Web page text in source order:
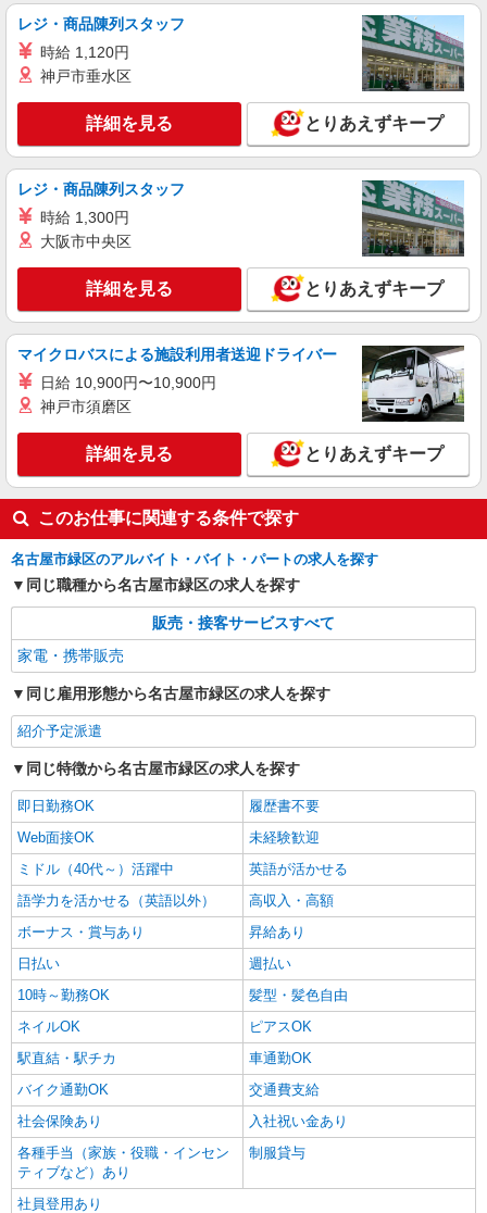
+゜
紹介予定派遣
株式会社シエロ
【Y!mobile】人気機種に詳しくなれる携帯販
売
時給1500円〜 ※残業代支給 ★交通費別途支給
（規定あり） ゜+゜・。○。・゜+゜・。○。・゜
+゜ 入社祝い金10万円支給(規定有) お友達を紹介
頂くと, インセンティブ支給(規定有) ★月2回払
い・週払い可能（規程有）★ ゜・。○。・゜
愛知県名古屋市緑区のY！mobileショップ
キープ 詳細を見る
レジ・商品陳列スタッフ
時給 1,120円
神戸市垂水区
詳細を見る とりあえずキープ
レジ・商品陳列スタッフ
時給 1,300円
大阪市中央区
詳細を見る とりあえずキープ
マイクロバスによる施設利用者送迎ドライバー
日給 10,900円〜10,900円
神戸市須磨区
詳細を見る とりあえずキープ
このお仕事に関連する条件で探す
名古屋市緑区のアルバイト・バイト・パートの求人を探す
同じ職種から名古屋市緑区の求人を探す
販売・接客サービスすべて
家電・携帯販売
同じ雇用形態から名古屋市緑区の求人を探す
紹介予定派遣
同じ特徴から名古屋市緑区の求人を探す
即日勤務OK
履歴書不要
Web面接OK
未経験歓迎
ミドル（40代～）活躍中
英語が活かせる
語学力を活かせる（英語以外）
高収入・高額
ボーナス・賞与あり
昇給あり
日払い
週払い
10時～勤務OK
髪型・髪色自由
ネイルOK
ピアスOK
駅直結・駅チカ
車通勤OK
バイク通勤OK
交通費支給
社会保険あり
入社祝い金あり
各種手当（家族・役職・インセン
ティブなど）あり
制服貸与
社員登用あり